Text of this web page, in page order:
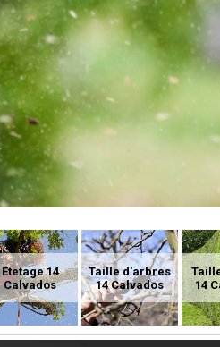
Etetage 14
Calvados
Taille d'arbres
14 Calvados
14